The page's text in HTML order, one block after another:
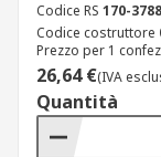
Codice RS 170-3788
Codice costruttore
Prezzo per 1
26,64 €(IVA
Quantità